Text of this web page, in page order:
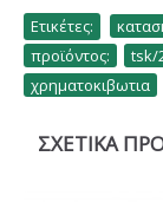
Ετικέτες:
προϊόντος:
tsk/
χρηματοκιβωτια
ΣΧΕΤΙΚΆ